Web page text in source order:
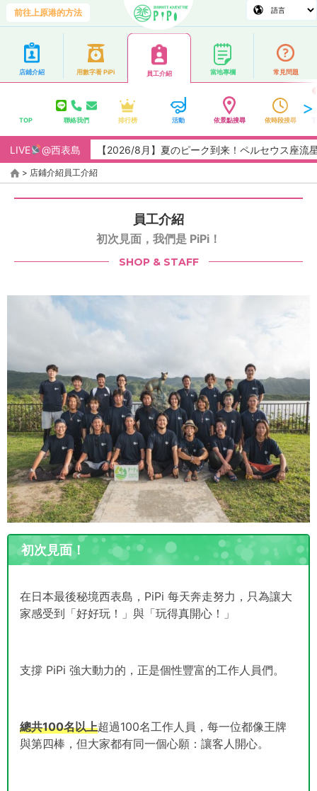
前往上原港的方法
店鋪介紹 用數字看 PiPi 員工介紹 當地專欄 常見問題
TOP 聯絡我們 排行榜 活動 依景點搜尋 依時段搜尋
LIVE @西表島
【2026/8月】夏のピーク到来！ペルセウス座流星群観測チャ
> 店鋪介紹員工介紹
員工介紹
初次見面，我們是 PiPi！
SHOP & STAFF
初次見面！
在日本最後秘境西表島，PiPi 每天奔走努力，只為讓大
家感受到「好好玩！」與「玩得真開心！」
支撐 PiPi 強大動力的，正是個性豐富的工作人員們。
總共100名以上超過100名工作人員，每一位都像王牌
與第四棒，但大家都有同一個心願：讓客人開心。